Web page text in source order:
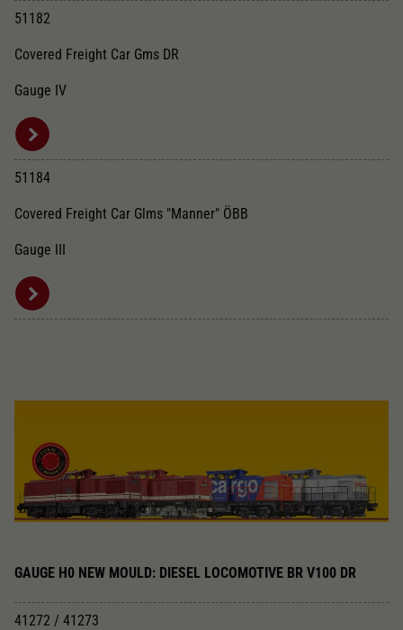
51182
Covered Freight Car Gms DR
Gauge IV
51184
Covered Freight Car Glms "Manner" ÖBB
Gauge III
GAUGE H0 NEW MOULD: DIESEL LOCOMOTIVE BR V100 DR
41272 / 41273
Ihrer vorgenommen Einstellungen, falls der